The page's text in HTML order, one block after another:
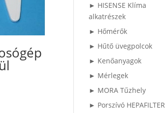
► HISENSE Klíma
alkatrészek
► Hőmérők
► Hűtő üvegpolcok
► Kenőanyagok
► Mérlegek
► MORA Tűzhely
► Porszívó HEPAFILTER